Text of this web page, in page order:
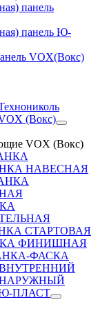
панель
панель Ю-
VOX(Вокс)
(Вокс)
VOX (Вокс)
НАВЕСНАЯ
СТАРТОВАЯ
ФИНИШНАЯ
ФАСКА
ВНУТРЕННИЙ
НАРУЖНЫЙ
Ю-ПЛАСТ